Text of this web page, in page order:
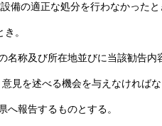
備の適正な処分を行わなかったと
。
称及び所在地並びに当該勧告内
見を述べる機会を与えなければな
報告するものとする。